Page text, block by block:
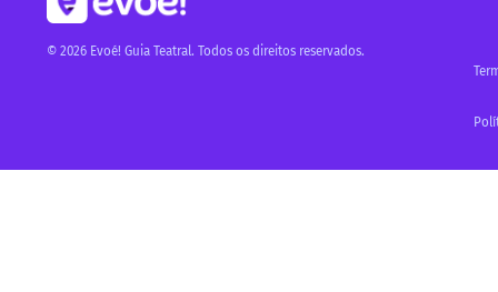
© 2026 Evoé! Guia Teatral. Todos os direitos reservados.